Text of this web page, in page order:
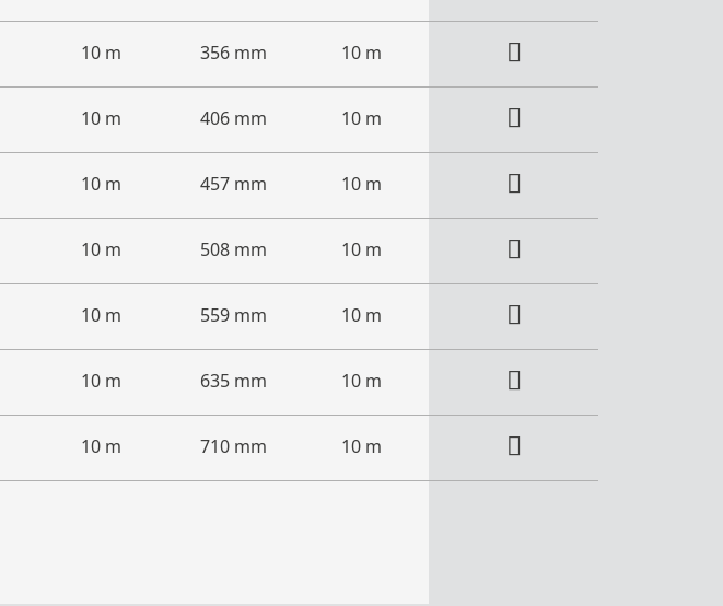
10 m 356 mm 10 m
10 m 406 mm 10 m
10 m 457 mm 10 m
10 m 508 mm 10 m
10 m 559 mm 10 m
10 m 635 mm 10 m
10 m 710 mm 10 m